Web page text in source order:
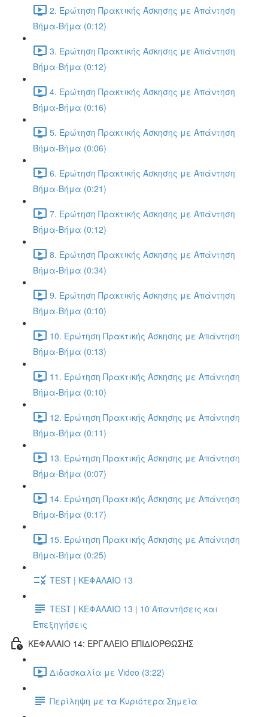
2. Ερώτηση Πρακτικής Άσκησης με Απάντηση
Βήμα-Βήμα (0:12)
3. Ερώτηση Πρακτικής Άσκησης με Απάντηση
Βήμα-Βήμα (0:12)
4. Ερώτηση Πρακτικής Άσκησης με Απάντηση
Βήμα-Βήμα (0:16)
5. Ερώτηση Πρακτικής Άσκησης με Απάντηση
Βήμα-Βήμα (0:06)
6. Ερώτηση Πρακτικής Άσκησης με Απάντηση
Βήμα-Βήμα (0:21)
7. Ερώτηση Πρακτικής Άσκησης με Απάντηση
Βήμα-Βήμα (0:12)
8. Ερώτηση Πρακτικής Άσκησης με Απάντηση
Βήμα-Βήμα (0:34)
9. Ερώτηση Πρακτικής Άσκησης με Απάντηση
Βήμα-Βήμα (0:10)
10. Ερώτηση Πρακτικής Άσκησης με Απάντηση
Βήμα-Βήμα (0:13)
11. Ερώτηση Πρακτικής Άσκησης με Απάντηση
Βήμα-Βήμα (0:10)
12. Ερώτηση Πρακτικής Άσκησης με Απάντηση
Βήμα-Βήμα (0:11)
13. Ερώτηση Πρακτικής Άσκησης με Απάντηση
Βήμα-Βήμα (0:07)
14. Ερώτηση Πρακτικής Άσκησης με Απάντηση
Βήμα-Βήμα (0:17)
15. Ερώτηση Πρακτικής Άσκησης με Απάντηση
Βήμα-Βήμα (0:25)
TEST | ΚΕΦΑΛΑΙΟ 13
TEST | ΚΕΦΑΛΑΙΟ 13 | 10 Απαντήσεις και
Επεξηγήσεις
ΚΕΦΑΛΑΙΟ 14: ΕΡΓΑΛΕΙΟ ΕΠΙΔΙΟΡΘΩΣΗΣ
Διδασκαλία με Video (3:22)
Περίληψη με τα Κυριότερα Σημεία